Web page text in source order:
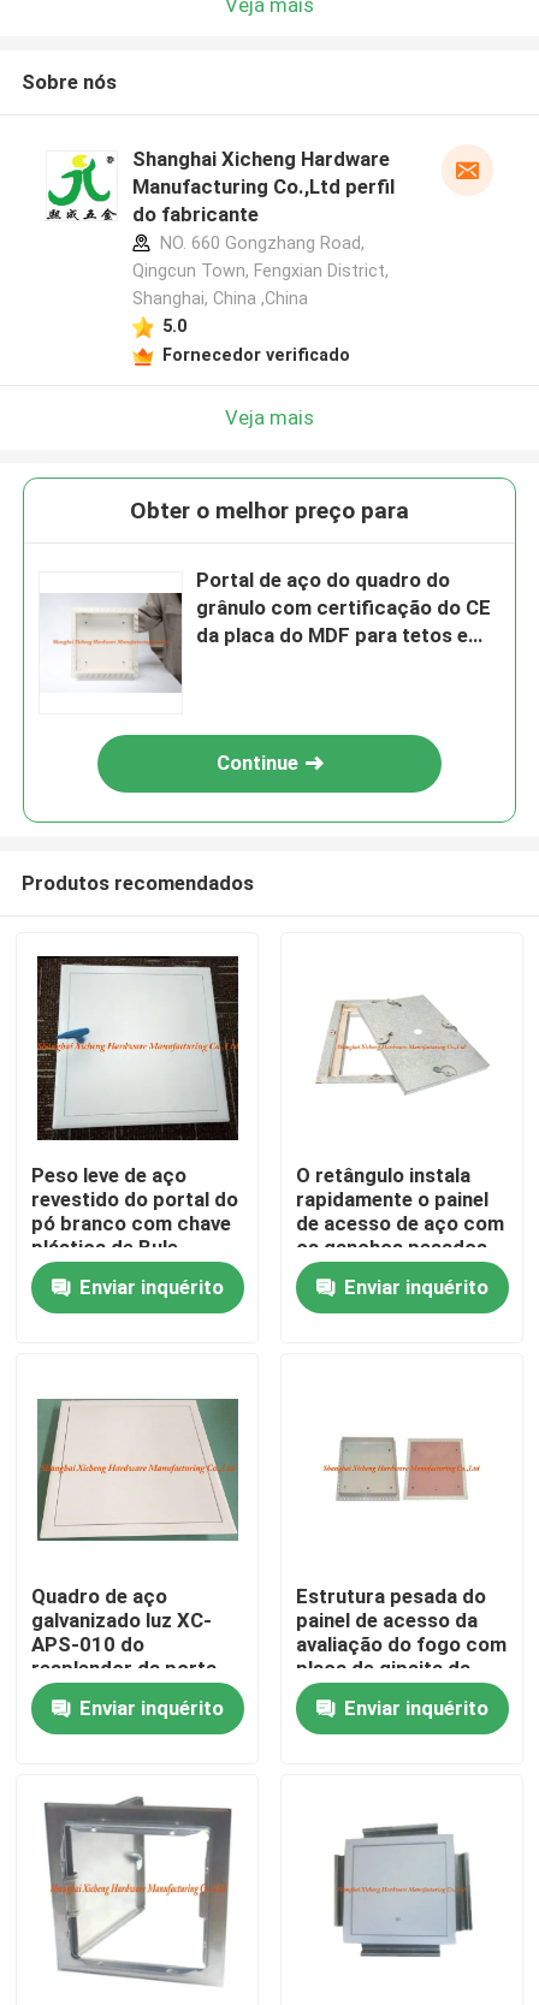
Casa
Sobre nós
Excursão da fábrica
Controle da qualidade
Contacte-nos
Painel de acesso de alumínio
Painel de acesso de aço
Acessórios do Drywall
Sobre nós
Shanghai Xicheng Hardware
Manufacturing Co.,Ltd perfil
do fabricante
NO. 660 Gongzhang Road,
Qingcun Town, Fengxian District,
Shanghai, China ,China
5.0
Fornecedor verificado
Veja mais
Obter o melhor preço para
Portal de aço do quadro do
grânulo com certificação do CE
da placa do MDF para tetos e
Continue
Produtos recomendados
Peso leve de aço
revestido do portal do
pó branco com chave
plástica de Bule
Enviar inquérito
O retângulo instala
rapidamente o painel
de acesso de aço com
os ganchos pesados
do portal quatro
Enviar inquérito
Quadro de aço
galvanizado luz XC-
APS-010 do
resplendor da porta
de acesso do portal
do tetoEnviar inquérito
Estrutura pesada do
painel de acesso da
avaliação do fogo com
placa de gipsita da
armação de aço
Enviar inquérito